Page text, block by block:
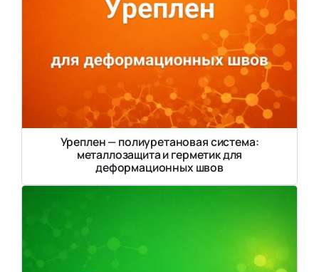
Уреплен — полиуретановая система:
металлозащита и герметик для
деформационных швов